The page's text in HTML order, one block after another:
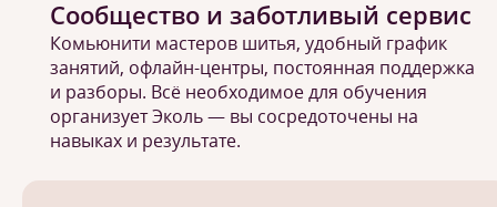
Сообщество и заботливый сервис
Комьюнити мастеров шитья, удобный график
занятий, офлайн-центры, постоянная поддержка
и разборы. Всё необходимое для обучения
организует Эколь — вы сосредоточены на
навыках и результате.